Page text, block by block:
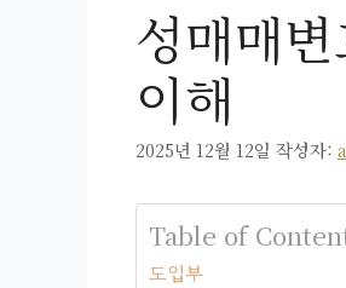
성매매
이해
2025년 12월 12일 작성자:
Table of
도입부